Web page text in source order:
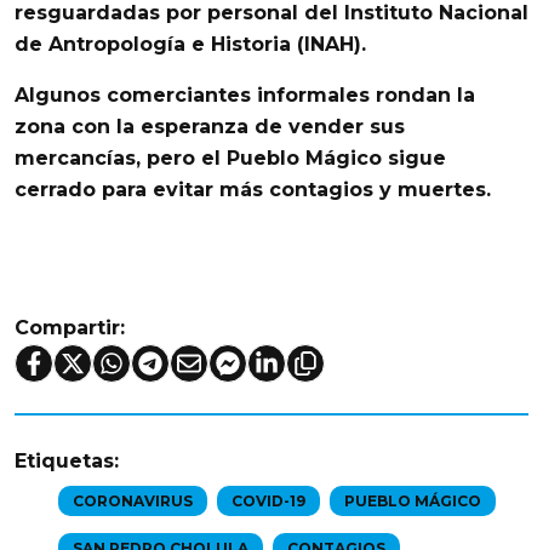
resguardadas por personal del
Instituto Nacional
de Antropología e Historia (INAH).
Algunos comerciantes informales rondan la
zona con la esperanza de vender sus
mercancías, pero el Pueblo Mágico sigue
cerrado para evitar más contagios y muertes.
Compartir:
Etiquetas:
CORONAVIRUS COVID-19 PUEBLO MÁGICO